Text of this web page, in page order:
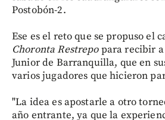
Postobón-2.
Ese es el reto que se propuso el
Choronta Restrepopara recibir a
Junior de Barranquilla, que en
varios jugadores que hicieron
"La idea es apostarle a otro
año entrante, ya que la